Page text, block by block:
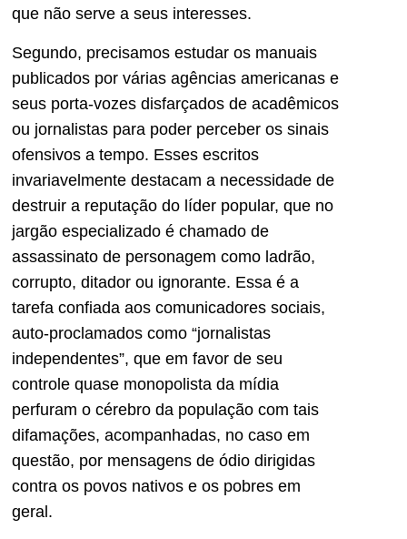
que não serve a seus interesses.
Segundo, precisamos estudar os manuais
publicados por várias agências americanas e
seus porta-vozes disfarçados de acadêmicos
ou jornalistas para poder perceber os sinais
ofensivos a tempo. Esses escritos
invariavelmente destacam a necessidade de
destruir a reputação do líder popular, que no
jargão especializado é chamado de
assassinato de personagem como ladrão,
corrupto, ditador ou ignorante. Essa é a
tarefa confiada aos comunicadores sociais,
auto-proclamados como “jornalistas
independentes”, que em favor de seu
controle quase monopolista da mídia
perfuram o cérebro da população com tais
difamações, acompanhadas, no caso em
questão, por mensagens de ódio dirigidas
contra os povos nativos e os pobres em
geral.